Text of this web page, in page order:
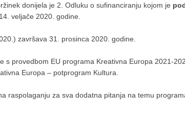
donijela je 2. Odluku o sufinanciranju kojom je
veljače 2020. godine.
završava 31. prosinca 2020. godine.
s provedbom EU programa Kreativna Europa 2021-
Europa – potprogram Kultura.
raspolaganju za sva dodatna pitanja na temu